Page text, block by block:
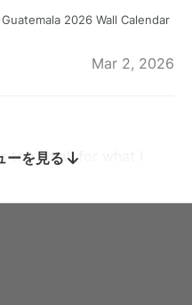
Guatemala 2026 Wall Calendar
Mar 2, 2026
too small for what I
ーを見る